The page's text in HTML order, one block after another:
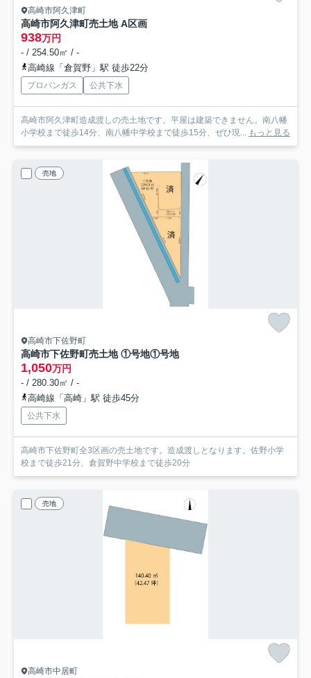
高崎市阿久津町
高崎市阿久津町売土地 A区画
938万円
- / 254.50㎡ / -
高崎線「倉賀野」駅 徒歩22分
プロパンガス 公共下水
高崎市阿久津町造成渡しの売土地です。平屋は建築できません。南八幡
小学校まで徒歩14分、南八幡中学校まで徒歩15分、ぜひ現... もっと見る
売地
高崎市下佐野町
高崎市下佐野町売土地 ①号地①号地
1,050万円
- / 280.30㎡ / -
高崎線「高崎」駅 徒歩45分
公共下水
高崎市下佐野町全3区画の売土地です。造成渡しとなります。佐野小学
校まで徒歩21分、倉賀野中学校まで徒歩20分
売地
高崎市中居町